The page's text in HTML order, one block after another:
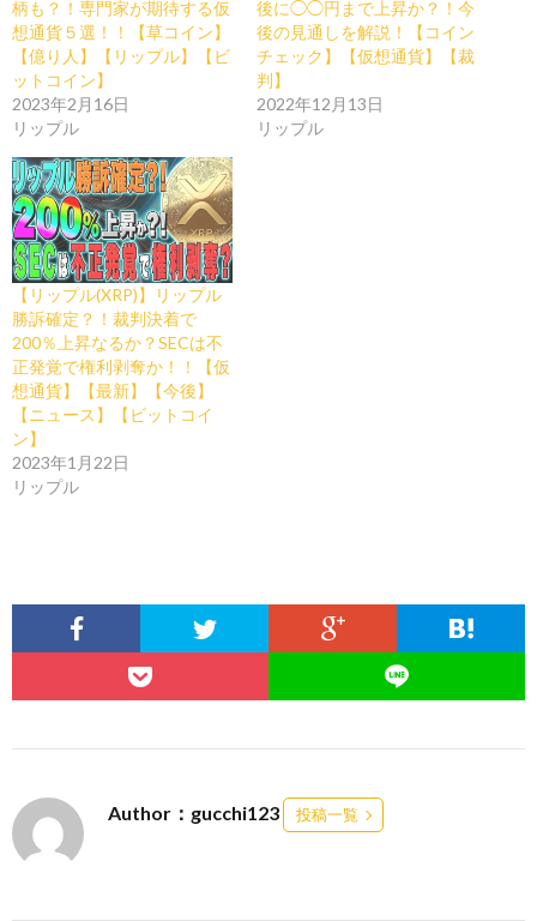
柄も？！専門家が期待する仮
想通貨５選！！【草コイン】
【億り人】【リップル】【ビ
ットコイン】
2023年2月16日
リップル
後に◯◯円まで上昇か？！今
後の見通しを解説！【コイン
チェック】【仮想通貨】【裁
判】
2022年12月13日
リップル
【リップル(XRP)】リップル
勝訴確定？！裁判決着で
200％上昇なるか？SECは不
正発覚で権利剥奪か！！【仮
想通貨】【最新】【今後】
【ニュース】【ビットコイ
ン】
2023年1月22日
リップル
Author：gucchi123 投稿一覧